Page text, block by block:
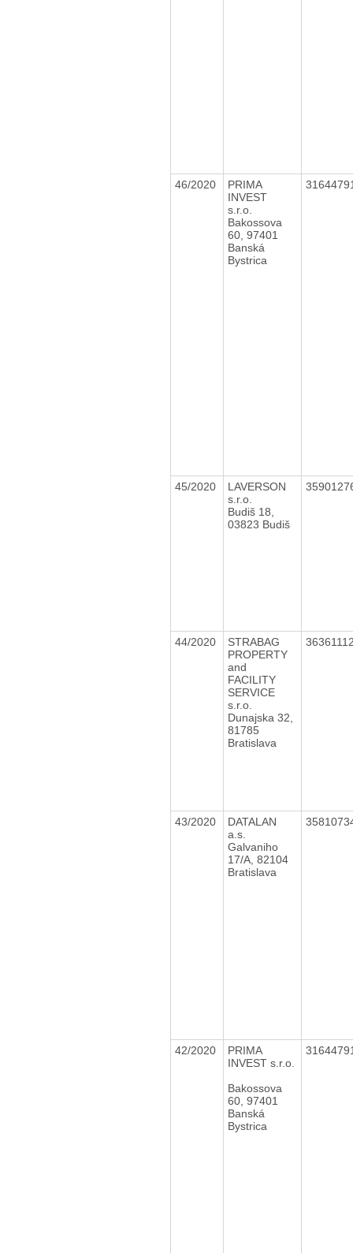
46/2020
PRIMA
INVEST
s.r.o.
Bakossova
60, 97401
Banská
Bystrica
45/2020
LAVERSON
s.r.o.
Budiš 18,
03823 Budiš
44/2020
STRABAG
PROPERTY
and
FACILITY
SERVICE
s.r.o.
Dunajska 32,
81785
Bratislava
43/2020
DATALAN
a.s.
Galvaniho
17/A, 82104
Bratislava
42/2020
PRIMA
INVEST s.r.o.
Bakossova
60, 97401
Banská
Bystrica